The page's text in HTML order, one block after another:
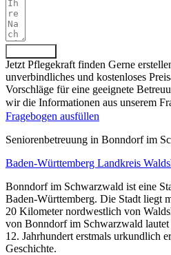
Jetzt Pflegekraft finden Gerne
unverbindliches und kostenloses
Vorschläge für eine geeignete
wir die Informationen aus unserem
Fragebogen ausfüllen
Senioren­betreuung in Bonndorf im
Baden-Württemberg Landkreis
Bonndorf im Schwarzwald ist eine
Baden-Württemberg. Die Stadt liegt
20 Kilometer nordwestlich von
von Bonndorf im Schwarzwald
12. Jahrhundert erstmals urkundlich
Geschichte.